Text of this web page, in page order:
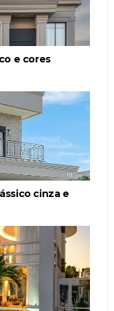
e cores
cinza e